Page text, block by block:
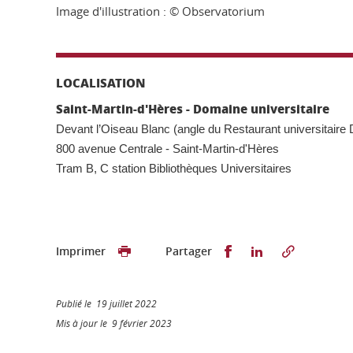
Image d'illustration : © Observatorium
LOCALISATION
Saint-Martin-d'Hères - Domaine universitaire
Devant l’Oiseau Blanc (angle du Restaurant universitaire
800 avenue Centrale - Saint-Martin-d'Hères
Tram B, C station Bibliothèques Universitaires
Imprimer Partager Partager surPartager sur
Publié le 19 juillet 2022
Mis à jour le 9 février 2023